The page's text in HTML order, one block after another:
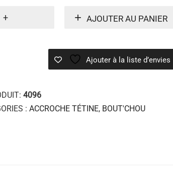
AJOUTER AU PANIER
Ajouter à la liste d’envies
4096
: ACCROCHE TÉTINE, BOUT'CHOU